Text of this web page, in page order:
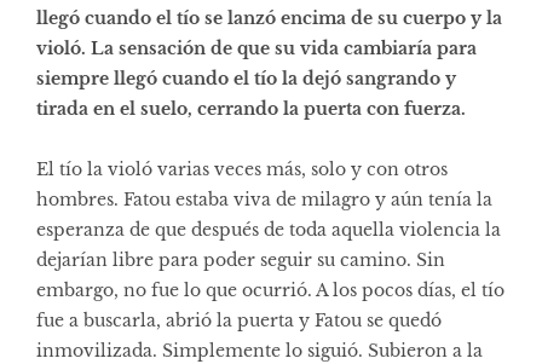
llegó cuando el tío se lanzó encima de su cuerpo y la
violó. La sensación de que su vida cambiaría para
siempre llegó cuando el tío la dejó sangrando y
tirada en el suelo, cerrando la puerta con fuerza.
El tío la violó varias veces más, solo y con otros
hombres. Fatou estaba viva de milagro y aún tenía la
esperanza de que después de toda aquella violencia la
dejarían libre para poder seguir su camino. Sin
embargo, no fue lo que ocurrió. A los pocos días, el tío
fue a buscarla, abrió la puerta y Fatou se quedó
inmovilizada. Simplemente lo siguió. Subieron a la